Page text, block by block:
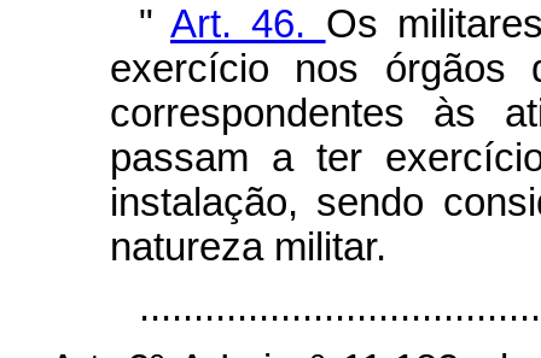
" Art. 46. Os
exercício nos órgãos
correspondentes às
passam a ter
instalação, sendo
natureza militar.